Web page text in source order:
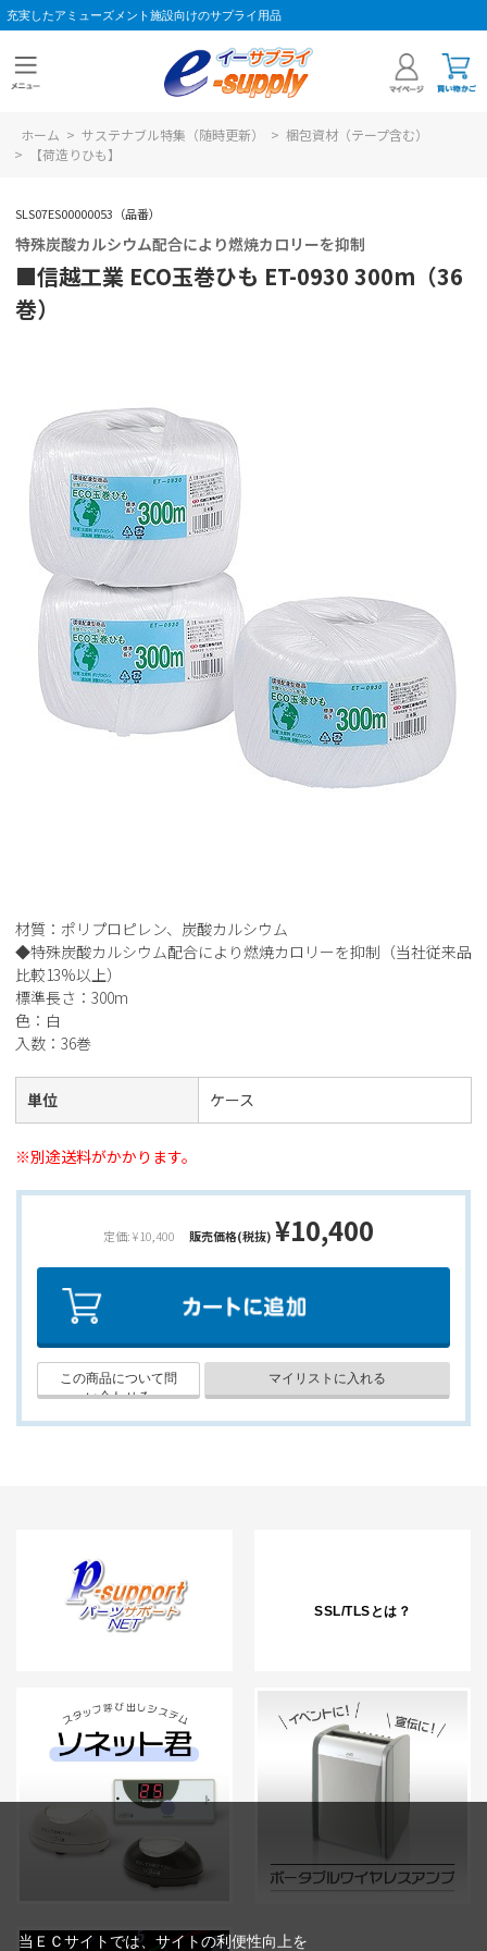
充実したアミューズメント施設向けのサプライ用品
ホーム > サステナブル特集（随時更新） > 梱包資材（テープ含む）
>
【荷造りひも】
SLS07ES00000053（品番）
特殊炭酸カルシウム配合により燃焼カロリーを抑制
■信越工業 ECO玉巻ひも ET-0930 300m（36
巻）
材質：ポリプロピレン、炭酸カルシウム
◆特殊炭酸カルシウム配合により燃焼カロリーを抑制（当社従来品
比較13%以上）
標準長さ：300m
色：白
入数：36巻
単位 ケース
※別途送料がかかります。
定価: ¥10,400 販売価格(税抜) ¥10,400
SSL/TLSとは？
当ＥＣサイトでは、サイトの利便性向上を